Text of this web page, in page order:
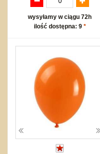
wysyłamy w ciągu 72h
ilość dostępna: 9 *